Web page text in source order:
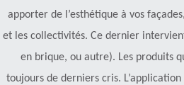
apporter de l’esthétique à vos
et les collectivités. Ce dernier
en brique, ou autre). Les produits
toujours de derniers cris.